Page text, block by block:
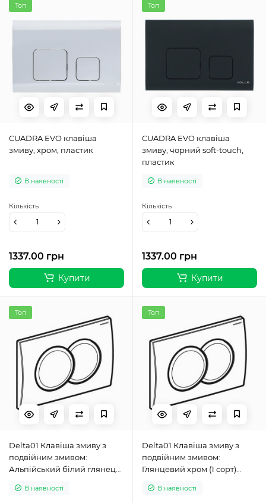
Топ
CUADRA EVO клавіша
змиву, хром, пластик
В наявності
1337.00 грн
Кількість
Купити
Топ
CUADRA EVO клавіша
змиву, чорний soft-touch,
пластик
В наявності
1337.00 грн
Кількість
Купити
Топ
Delta01 Клавіша змиву з
подвійним змивом:
Альпійський білий глянець
В наявності
Топ
Delta01 Клавіша змиву з
подвійним змивом:
Глянцевий хром (1 сорт)
В наявності